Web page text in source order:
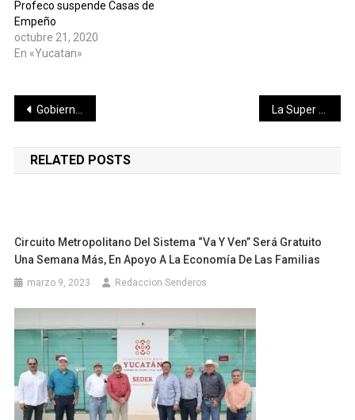
Profeco suspende Casas de
Empeño
octubre 21, 2020
En «Yucatan»
Navegación
de
entradas
Gobierno del Estado impartirá Curso de Verano en Línea
RELATED POSTS
Circuito Metropolitano Del Sistema “Va Y Ven” Será Gratuito
Una Semana Más, En Apoyo A La Economía De Las Familias
marzo 9, 2023 Redaccion Senderos